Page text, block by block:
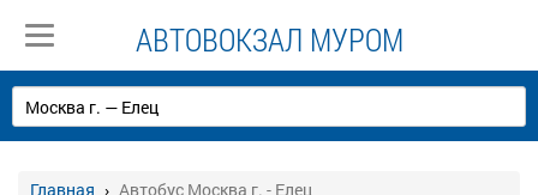
АВТОВОКЗАЛ МУРОМ
Главная Автобус Москва г. - Елец